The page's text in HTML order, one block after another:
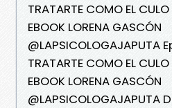
TRATARTE COMO EL CULO
EBOOK LORENA GASCÓN
@LAPSICOLOGAJAPUTA
TRATARTE COMO EL CULO
EBOOK LORENA GASCÓN